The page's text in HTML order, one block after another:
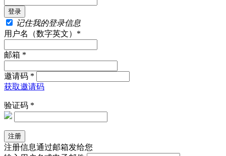
记住我的登录信息
用户名（数字英文）*
邮箱 *
邀请码 *
获取邀请码
验证码 *
注册信息通过邮箱发给您